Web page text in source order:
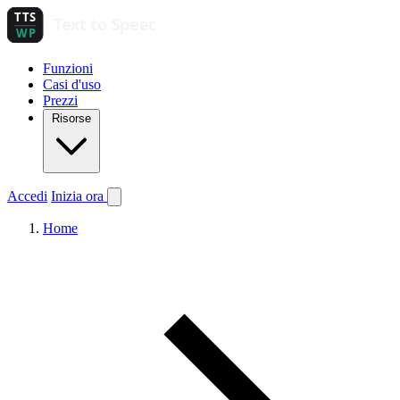
Funzioni
Casi d'uso
Prezzi
Risorse
Accedi Inizia ora
Home